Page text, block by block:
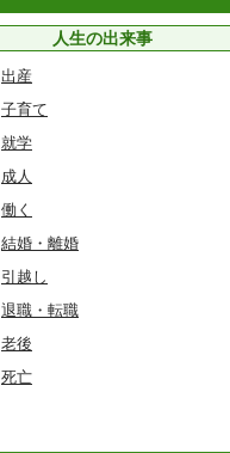
人生の出来事
出産
子育て
就学
成人
働く
結婚・離婚
引越し
退職・転職
老後
死亡